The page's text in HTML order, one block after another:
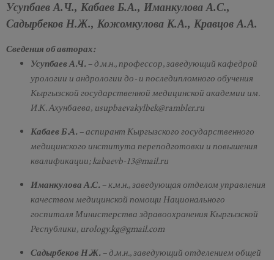
Усупбаев А.Ч., Кабаев Б.А., Иманкулова А.С.,
Садырбеков Н.Ж., Кожомкулова К.А., Кравцов А.А.
Сведения об авторах:
Усупбаев А.Ч. – д.м.н., профессор, заведующий кафедрой
урологии и андрологии до- и последипломного обучения
Кыргызской государственной медицинской академии им.
И.К. Ахунбаева, usupbaevakylbek@rambler.ru
Кабаев Б.А. – аспирант Кыргызского государственного
медицинского института переподготовки и повышения
квалификации; kabaevb-13@mail.ru
Иманкулова А.С. – к.м.н., заведующая отделом управления
качеством медицинской помощи Национального
госпиталя Министерства здравоохранения Кыргызской
Республики, urology.kg@gmail.com
Садырбеков Н.Ж. – д.м.н., заведующий отделением общей